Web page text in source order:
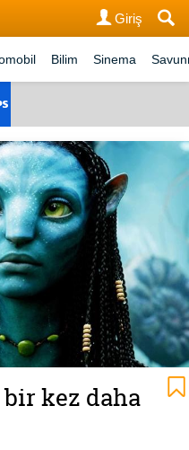
Giriş
Bilim Sinema
bir kez daha